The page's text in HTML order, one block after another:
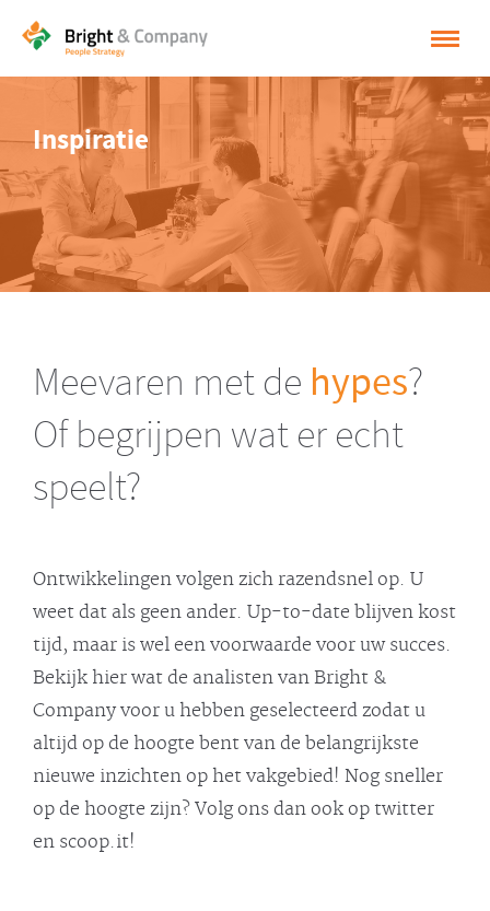
OPLOSSINGEN
CASES
INSPIRATIE
OVER BRIGHT & COMPANY
NEDERLANDS
ENGLISH
Inspiratie
Meevaren met de hypes?
Of begrijpen wat er echt
speelt?
Ontwikkelingen volgen zich razendsnel op. U
weet dat als geen ander. Up-to-date blijven kost
tijd, maar is wel een voorwaarde voor uw succes.
Bekijk hier wat de analisten van Bright &
Company voor u hebben geselecteerd zodat u
altijd op de hoogte bent van de belangrijkste
nieuwe inzichten op het vakgebied! Nog sneller
op de hoogte zijn? Volg ons dan ook op twitter
en scoop.it!